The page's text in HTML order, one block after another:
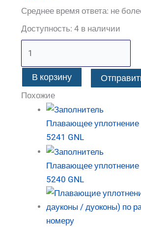
Среднее время ответа: не
Доступность: 4 в наличии
В корзину
Похожие
Плавающее уплотнение
5241 GNL
Плавающее уплотнение
5240 GNL